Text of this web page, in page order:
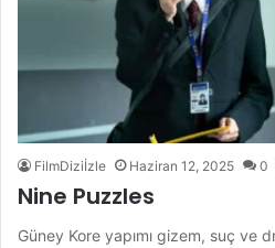
FilmDiziİzle Haziran 12, 2025 0
Nine Puzzles
Güney Kore yapımı gizem, suç ve